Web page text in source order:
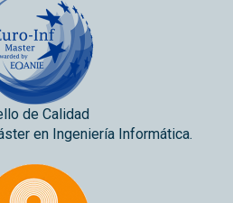
de Calidad
en Ingeniería Informática.